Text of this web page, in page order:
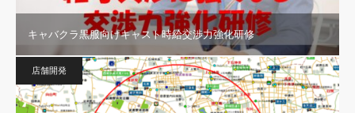
キャバクラ黒服向けキャスト時給交渉力強化研修
店舗開発